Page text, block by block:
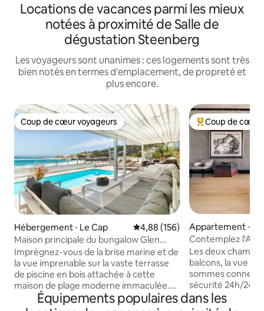
Locations de vacances parmi les mieux
notées à proximité de Salle de
dégustation Steenberg
Les voyageurs sont unanimes : ces logements sont très
bien notés en termes d'emplacement, de propreté et
plus encore.
Coup de cœur voyageurs
Coup de cœur voyageurs
Hébergement ⋅ Le Cap Évaluation moyenne sur la
4,88 (156)
Maison principale du bungalow Glen
Beach
Imprégnez-vous de la brise marine et de
la vue imprenable sur la vaste terrasse
de piscine en bois attachée à cette
maison de plage moderne immaculée.
Détendez-vous sur les chaises longues
au son des vagues. À l'intérieur,
Coups de cœur
Coup de cœur
Appartement ⋅ Le
Contemplez
vitré
Les deux
balcons, la vue
sommes
sécurité 24h/24
l'appartement si
seul. L'ensemble de l'appartement est
Équipements populaires dans les